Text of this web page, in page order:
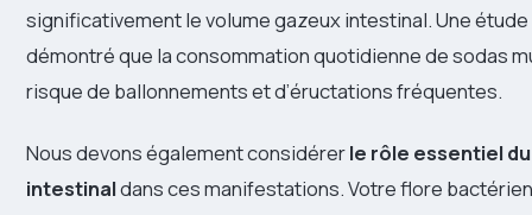
significativement le volume gazeux intestinal. Une étude
démontré que la consommation quotidienne de sodas
risque de ballonnements et d’éructations fréquentes.
Nous devons également considérerle rôle essentiel
intestinaldans ces manifestations. Votre flore